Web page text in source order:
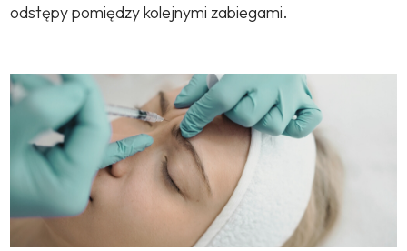
odstępy pomiędzy kolejnymi zabiegami.